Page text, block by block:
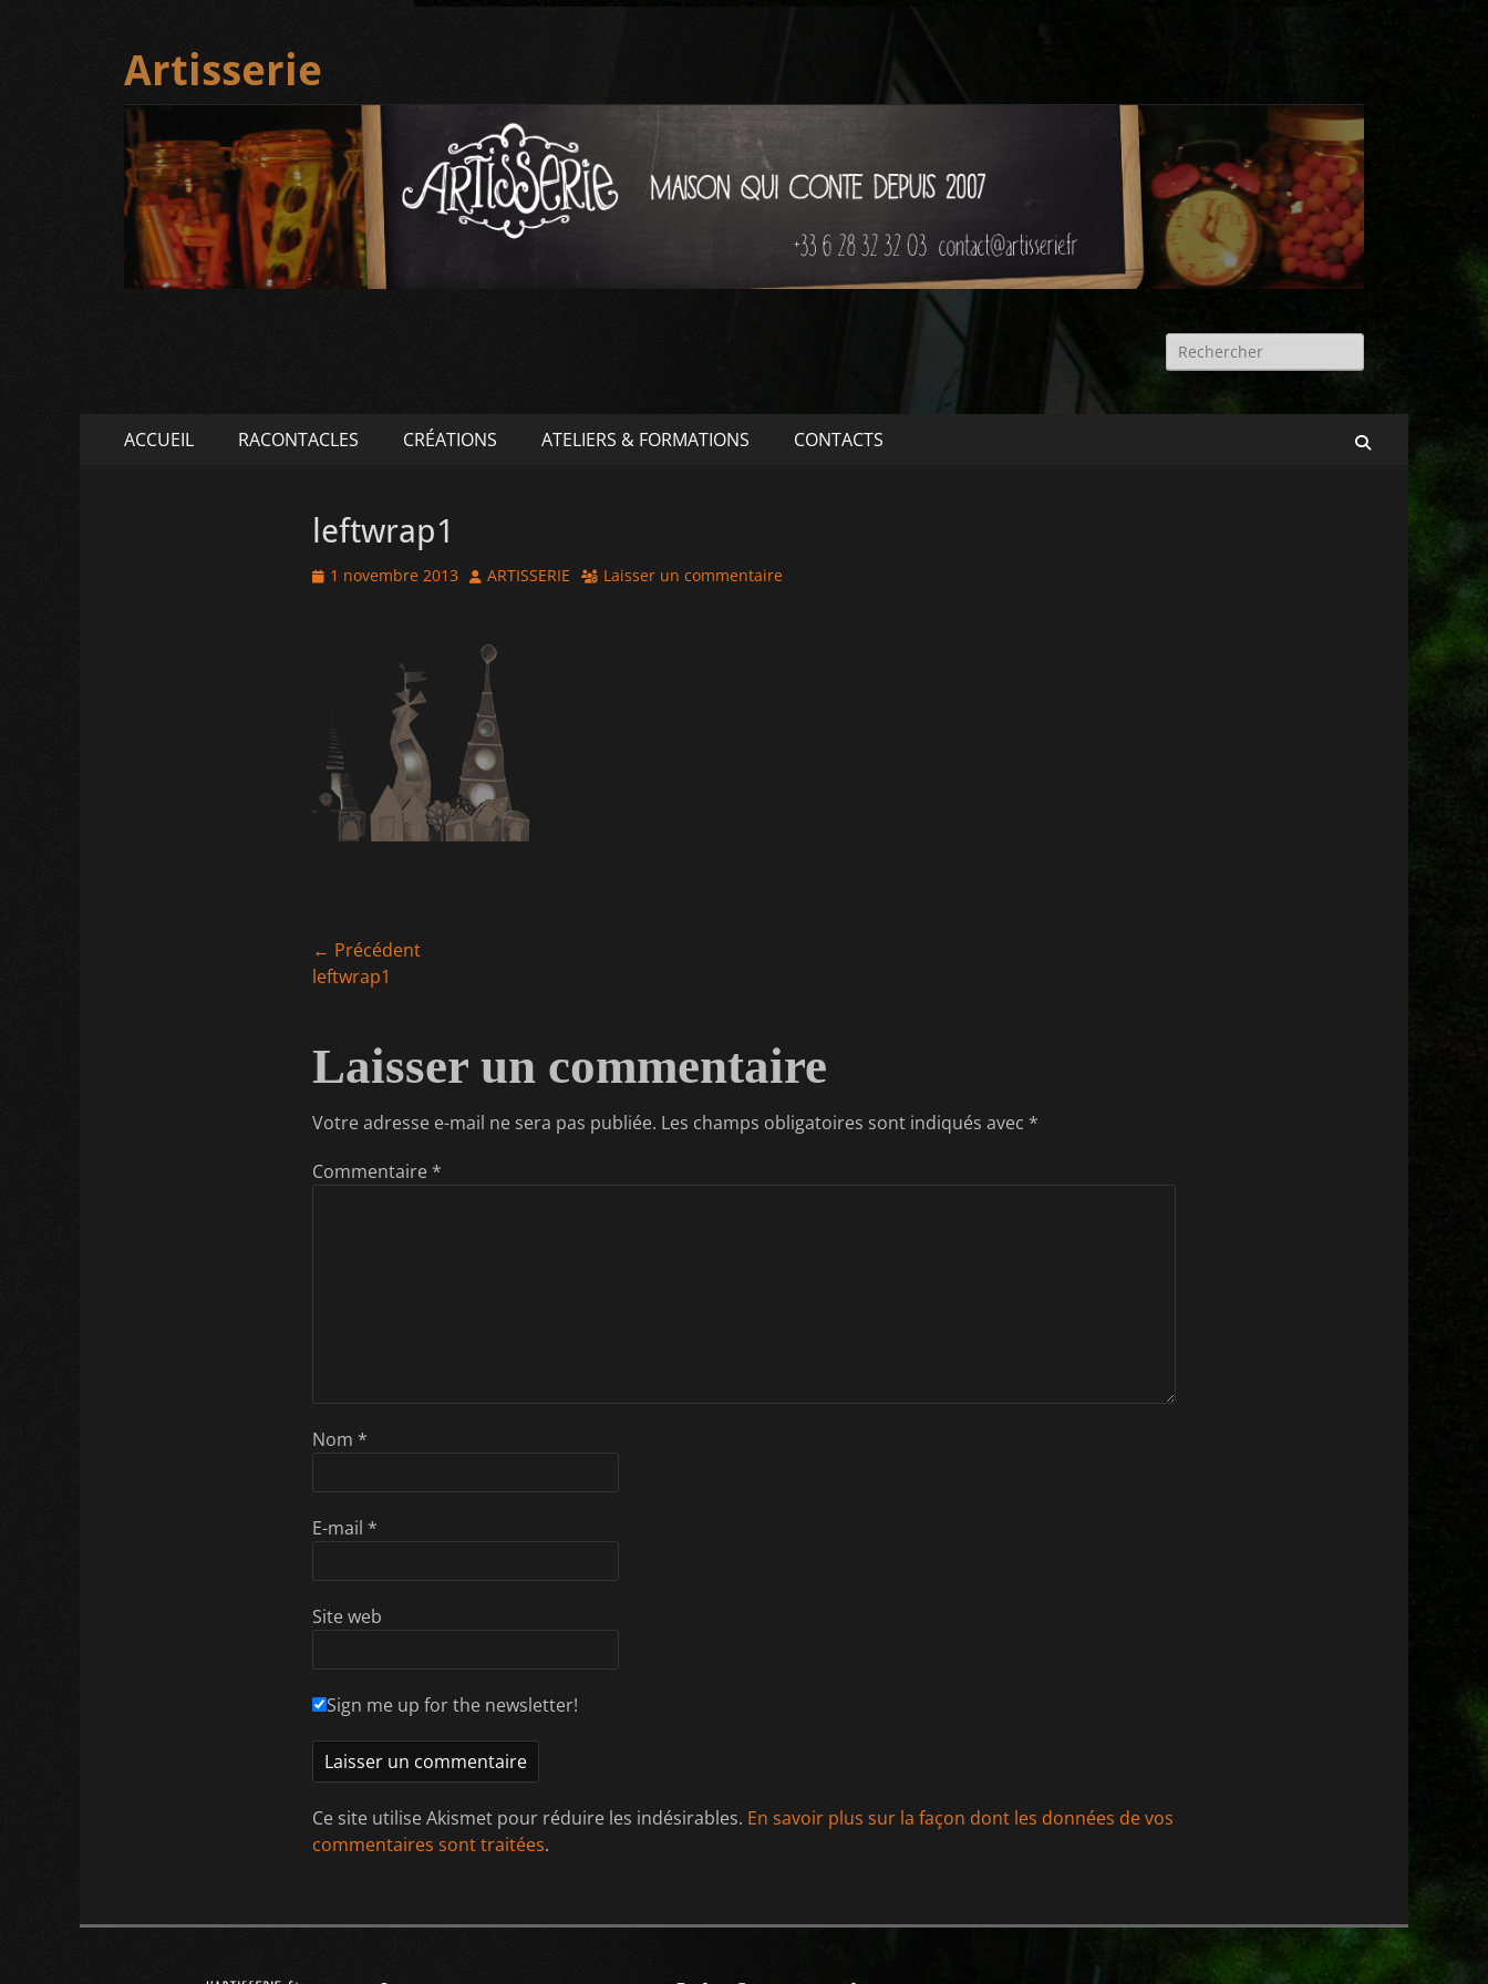
Artisserie
Rechercher :
Menu
ACCUEIL RACONTACLES CRÉATIONS ATELIERS & FORMATIONS CONTACTS
leftwrap1
Posted
1 novembre 2013 Author
ARTISSERIE Laisser un commentaire
Navigation
de
← Précédent
Article
leftwrap1
Laisser un commentaire
Votre adresse e-mail ne sera pas publiée. Les champs obligatoires sont indiqués avec *
Commentaire *
Nom *
E-mail *
Site web
Sign me up for the newsletter!
Ce site utilise Akismet pour réduire les indésirables. En savoir plus sur la façon dont les données de vos
commentaires sont traitées.